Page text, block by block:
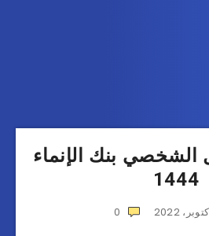
الشخصي بنك الإنماء
1444
0